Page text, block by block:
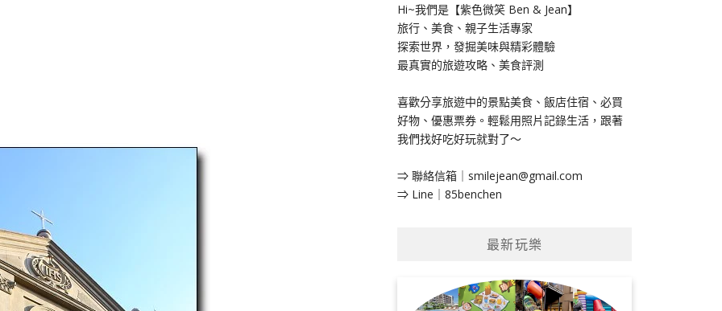
Hi~我們是【紫色微笑 Ben & Jean】
旅行、美食、親子生活專家
探索世界，發掘美味與精彩體驗
最真實的旅遊攻略、美食評測
喜歡分享旅遊中的景點美食、飯店住宿、必買
好物、優惠票券。輕鬆用照片記錄生活，跟著
我們找好吃好玩就對了～
⇒ 聯絡信箱｜ smilejean@gmail.com
⇒ Line｜85benchen
最新玩樂